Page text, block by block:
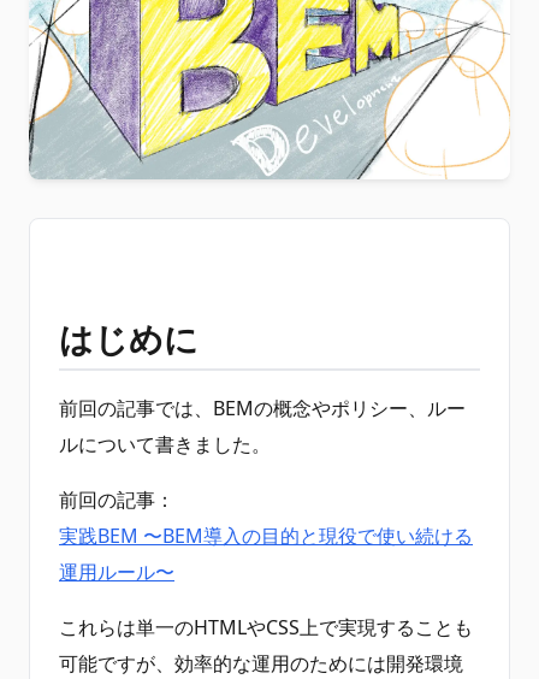
はじめに
前回の記事では、BEMの概念やポリシー、ルー
ルについて書きました。
前回の記事：
実践BEM 〜BEM導入の目的と現役で使い続ける
運用ルール〜
これらは単一のHTMLやCSS上で実現することも
可能ですが、効率的な運用のためには開発環境